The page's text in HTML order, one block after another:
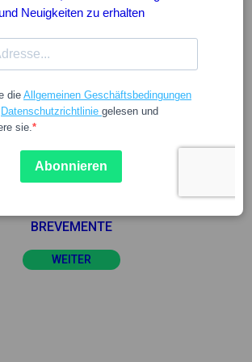
ANTIGRIPPINE
REINIGUNG VON FILTERN
BREVEMENTE
WEITER